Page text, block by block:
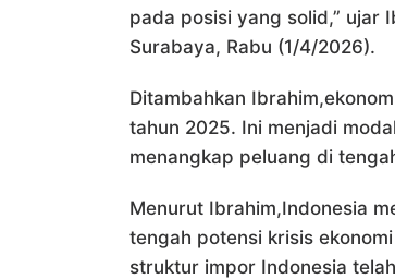
pada posisi yang solid,” ujar
Surabaya, Rabu (1/4/2026).
Ditambahkan
tahun 2025. Ini menjadi
menangkap peluang di
Menurut Ibrahim,Indonesia
tengah potensi krisis
struktur impor Indonesia